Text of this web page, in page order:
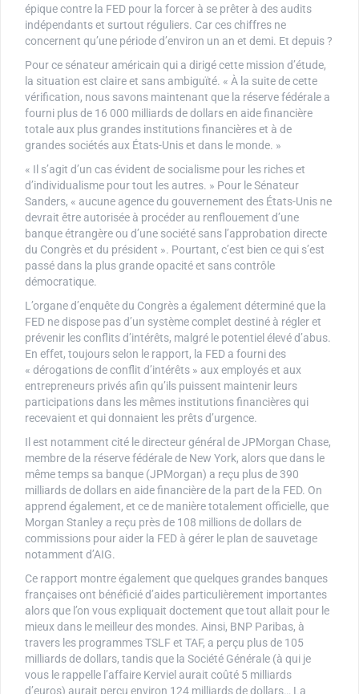
épique contre la FED pour la forcer à se prêter à des audits
indépendants et surtout réguliers. Car ces chiffres ne
concernent qu’une période d’environ un an et demi. Et depuis ?
Pour ce sénateur américain qui a dirigé cette mission d’étude,
la situation est claire et sans ambiguïté. « À la suite de cette
vérification, nous savons maintenant que la réserve fédérale a
fourni plus de 16 000 milliards de dollars en aide financière
totale aux plus grandes institutions financières et à de
grandes sociétés aux États-Unis et dans le monde. »
« Il s’agit d’un cas évident de socialisme pour les riches et
d’individualisme pour tout les autres. » Pour le Sénateur
Sanders, « aucune agence du gouvernement des États-Unis ne
devrait être autorisée à procéder au renflouement d’une
banque étrangère ou d’une société sans l’approbation directe
du Congrès et du président ». Pourtant, c’est bien ce qui s’est
passé dans la plus grande opacité et sans contrôle
démocratique.
L’organe d’enquête du Congrès a également déterminé que la
FED ne dispose pas d’un système complet destiné à régler et
prévenir les conflits d’intérêts, malgré le potentiel élevé d’abus.
En effet, toujours selon le rapport, la FED a fourni des
« dérogations de conflit d’intérêts » aux employés et aux
entrepreneurs privés afin qu’ils puissent maintenir leurs
participations dans les mêmes institutions financières qui
recevaient et qui donnaient les prêts d’urgence.
Il est notamment cité le directeur général de JPMorgan Chase,
membre de la réserve fédérale de New York, alors que dans le
même temps sa banque (JPMorgan) a reçu plus de 390
milliards de dollars en aide financière de la part de la FED. On
apprend également, et ce de manière totalement officielle, que
Morgan Stanley a reçu près de 108 millions de dollars de
commissions pour aider la FED à gérer le plan de sauvetage
notamment d’AIG.
Ce rapport montre également que quelques grandes banques
françaises ont bénéficié d’aides particulièrement importantes
alors que l’on vous expliquait doctement que tout allait pour le
mieux dans le meilleur des mondes. Ainsi, BNP Paribas, à
travers les programmes TSLF et TAF, a perçu plus de 105
milliards de dollars, tandis que la Société Générale (à qui je
vous le rappelle l’affaire Kerviel aurait coûté 5 milliards
d’euros) aurait perçu environ 124 milliards de dollars… La